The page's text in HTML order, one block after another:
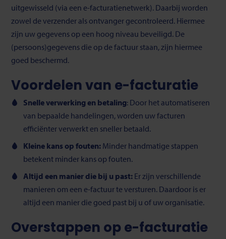
uitgewisseld (via een e-facturatienetwerk). Daarbij worden
zowel de verzender als ontvanger gecontroleerd. Hiermee
zijn uw gegevens op een hoog niveau beveiligd. De
(persoons)gegevens die op de factuur staan, zijn hiermee
goed beschermd.
Voordelen van e-facturatie
Snelle verwerking en betaling: Door het automatiseren
van bepaalde handelingen, worden uw facturen
efficiënter verwerkt en sneller betaald.
Kleine kansop fouten: Minder handmatige stappen
betekent minder kans op fouten.
Altijd een manier die bij u past: Er zijn verschillende
manieren om een e-factuur te versturen. Daardoor is er
altijd een manier die goed past bij u of uw organisatie.
Overstappen op e-facturatie